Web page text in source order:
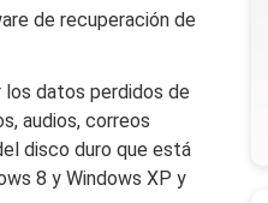
de recuperación de
los datos perdidos de
audios, correos
disco duro que está
8 y Windows XP y